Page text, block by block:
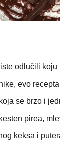
odlučili
evo
se brzo i
pirea,
keksa i